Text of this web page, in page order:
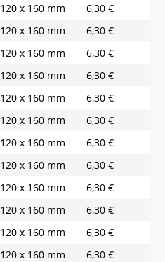
120 x 160 mm
6,30 €
120 x 160 mm
6,30 €
120 x 160 mm
6,30 €
120 x 160 mm
6,30 €
120 x 160 mm
6,30 €
120 x 160 mm
6,30 €
120 x 160 mm
6,30 €
120 x 160 mm
6,30 €
120 x 160 mm
6,30 €
120 x 160 mm
6,30 €
120 x 160 mm
6,30 €
120 x 160 mm
6,30 €